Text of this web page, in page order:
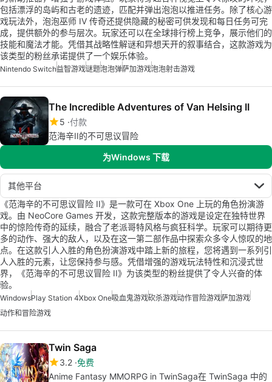
包括漂浮的岛屿和古老的遗迹，匹配并弹出泡泡以推进任务。除了核心游
戏玩法外，泡泡巫师 IV 传奇还提供隐藏的秘密可供发现和每日任务可完
成，提供额外的参与层次。玩家还可以在全球排行榜上竞争，展示他们的
技能和魔法才能。凭借其战略性解谜和异想天开的叙事结合，这款游戏为
该类型的粉丝承诺提供了一个娱乐体验。
Nintendo Switch益智游戏谜题泡泡弹萨加游戏泡泡射击游戏
The Incredible Adventures of Van Helsing II
5 付款
范海辛II的不可思议冒险
为Windows 下载
其他平台
《范海辛的不可思议冒险 II》是一款可在 Xbox One 上玩的角色扮演游
戏。由 NeoCore Games 开发，这款完整版本的游戏是设定在独特世界
中的惊险传奇的延续，融合了老派哥特风格与疯狂科学。玩家可以期待更
多的动作、强大的敌人，以及在这一第二部作品中探索众多令人惊叹的地
点。在这款引人入胜的角色扮演游戏中踏上新的旅程，您将遇到一系列引
人入胜的元素，让您保持参与感。凭借增强的游戏玩法特性和沉浸式世
界，《范海辛的不可思议冒险 II》为该类型的粉丝提供了令人兴奋的体
验。
WindowsPlay Station 4Xbox One吸血鬼游戏砍杀游戏动作冒险游戏萨加游戏
动作和冒险游戏
Twin Saga
3.2 免费
Anime Fantasy MMORPG in TwinSaga在 TwinSaga 中的